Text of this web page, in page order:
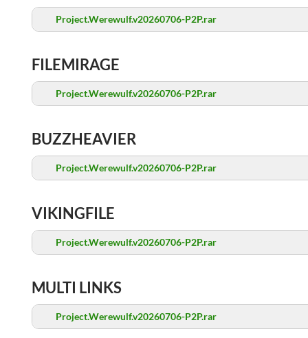
Project.Werewulf.v20260706-P2P.rar
FILEMIRAGE
Project.Werewulf.v20260706-P2P.rar
BUZZHEAVIER
Project.Werewulf.v20260706-P2P.rar
VIKINGFILE
Project.Werewulf.v20260706-P2P.rar
MULTI LINKS
Project.Werewulf.v20260706-P2P.rar